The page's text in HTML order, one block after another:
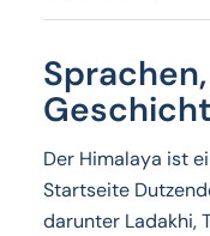
Der Himalaya ist
Startseite
darunter Ladakhi,